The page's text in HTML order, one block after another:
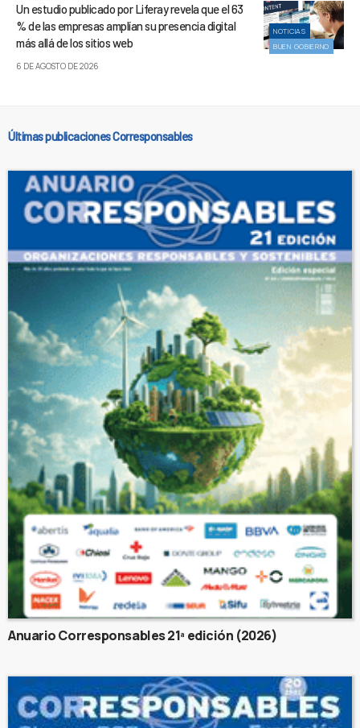
NOTICIAS
BUEN GOBIERNO
Un estudio publicado por Liferay revela que el 63
% de las empresas amplían su presencia digital
más allá de los sitios web
6 DE AGOSTO DE 2026
Últimas publicaciones Corresponsables
Anuario Corresponsables 21ª edición (2026)